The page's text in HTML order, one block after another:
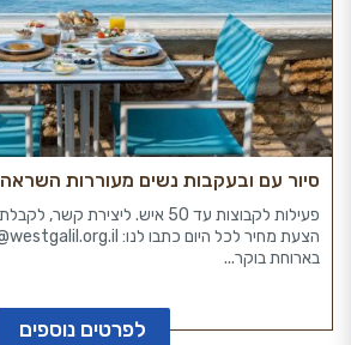
סיור עם ובעקבות נשים מעוררות
פעילות לקבוצות עד 50 איש. ליצירת
בארוחת בוקר...
לפרטים נוספים